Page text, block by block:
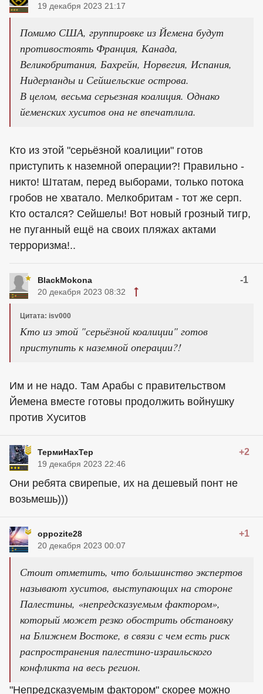
19 декабря 2023 21:17
Помимо США, группировке из Йемена будут
противостоять Франция, Канада,
Великобритания, Бахрейн, Норвегия, Испания,
Нидерланды и Сейшельские острова.
В целом, весьма серьезная коалиция. Однако
йеменских хуситов она не впечатлила.
Кто из этой "серьёзной коалиции" готов
приступить к наземной операции?! Правильно -
никто! Штатам, перед выборами, только потока
гробов не хватало. Мелкобритам - тот же серп.
Кто остался? Сейшелы! Вот новый грозный тигр,
не пуганный ещё на своих пляжах актами
терроризма!..
BlackMokona -1
20 декабря 2023 08:32
Цитата: isv000
Кто из этой "серьёзной коалиции" готов
приступить к наземной операции?!
Им и не надо. Там Арабы с правительством
Йемена вместе готовы продолжить войнушку
против Хуситов
ТермиНахТер +2
19 декабря 2023 22:46
Они ребята свирепые, их на дешевый понт не
возьмешь)))
oppozite28 +1
20 декабря 2023 00:07
Стоит отметить, что большинство экспертов
называют хуситов, выступающих на стороне
Палестины, «непредсказуемым фактором»,
который может резко обострить обстановку
на Ближнем Востоке, в связи с чем есть риск
распространения палестино-израильского
конфликта на весь регион.
"Непредсказуемым фактором" скорее можно